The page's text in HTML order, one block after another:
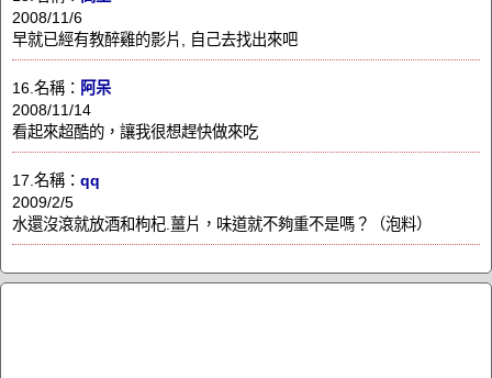
2008/11/6
早就已經有教醉雞的影片, 自己去找出來吧
16.名稱： 阿呆
2008/11/14
看起來超酷的，讓我很想趕快做來吃
17.名稱： qq
2009/2/5
水還沒滾就放酒和枸杞.薑片，味道就不夠重不是嗎？（泡料）